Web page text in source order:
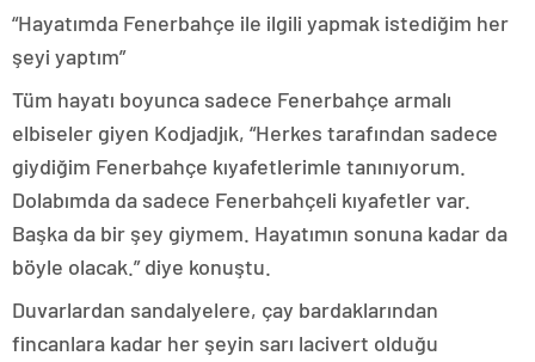
“Hayatımda Fenerbahçe ile ilgili yapmak istediğim her
şeyi yaptım”
Tüm hayatı boyunca sadece Fenerbahçe armalı
elbiseler giyen Kodjadjık, “Herkes tarafından sadece
giydiğim Fenerbahçe kıyafetlerimle tanınıyorum.
Dolabımda da sadece Fenerbahçeli kıyafetler var.
Başka da bir şey giymem. Hayatımın sonuna kadar da
böyle olacak.” diye konuştu.
Duvarlardan sandalyelere, çay bardaklarından
fincanlara kadar her şeyin sarı lacivert olduğu